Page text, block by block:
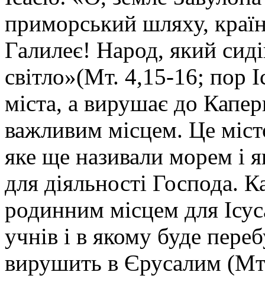
приморський шляху,
Галилеє! Народ, який
світло»(Мт. 4,15-16; пор
міста, а вирушає до
важливим місцем. Це
яке ще називали морем і
для діяльності Господа.
родинним місцем для
учнів і в якому буде
вирушить в Єрусалим